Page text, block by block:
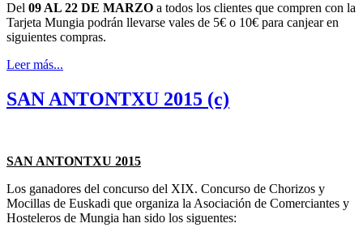
Del 09 AL 22 DE MARZO a todos los clientes que compren con la
Tarjeta Mungia podrán llevarse vales de 5€ o 10€ para canjear en
siguientes compras.
Leer más...
SAN ANTONTXU 2015 (c)
SAN ANTONTXU 2015
Los ganadores del concurso del XIX. Concurso de Chorizos y
Mocillas de Euskadi que organiza la Asociación de Comerciantes y
Hosteleros de Mungia han sido los siguentes: